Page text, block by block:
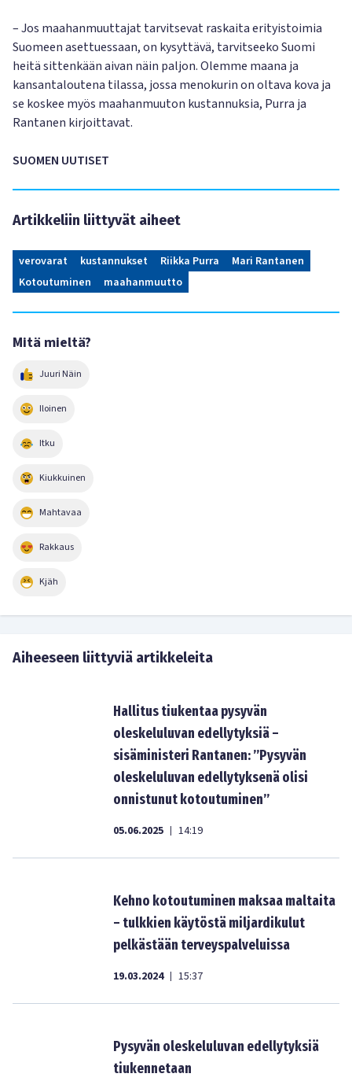
– Jos maahanmuuttajat tarvitsevat raskaita erityistoimia
Suomeen asettuessaan, on kysyttävä, tarvitseeko Suomi
heitä sittenkään aivan näin paljon. Olemme maana ja
kansantaloutena tilassa, jossa menokurin on oltava kova ja
se koskee myös maahanmuuton kustannuksia, Purra ja
Rantanen kirjoittavat.
SUOMEN UUTISET
Artikkeliin liittyvät aiheet
verovarat kustannukset Riikka Purra
Mari Rantanen
Kotoutuminen
maahanmuutto
Mitä mieltä?
Juuri Näin
Iloinen
Itku
Kiukkuinen
Mahtavaa
Rakkaus
Kjäh
Aiheeseen liittyviä artikkeleita
Hallitus tiukentaa pysyvän
oleskeluluvan edellytyksiä –
sisäministeri Rantanen: ”Pysyvän
oleskeluluvan edellytyksenä olisi
onnistunut kotoutuminen”
05.06.2025 | 14:19
Kehno kotoutuminen maksaa maltaita
– tulkkien käytöstä miljardikulut
pelkästään terveyspalveluissa
19.03.2024 | 15:37
Pysyvän oleskeluluvan edellytyksiä
tiukennetaan